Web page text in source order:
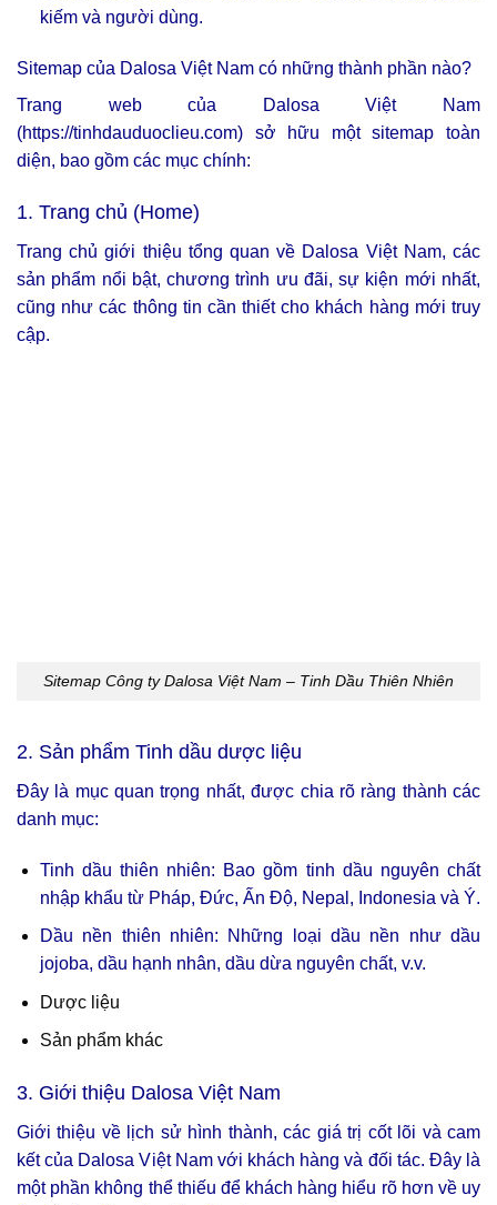
kiếm và người dùng.
Sitemap của Dalosa Việt Nam có những thành phần nào?
Trang web của Dalosa Việt Nam
(https://tinhdauduoclieu.com) sở hữu một sitemap toàn
diện, bao gồm các mục chính:
1. Trang chủ (Home)
Trang chủ giới thiệu tổng quan về Dalosa Việt Nam, các
sản phẩm nổi bật, chương trình ưu đãi, sự kiện mới nhất,
cũng như các thông tin cần thiết cho khách hàng mới truy
cập.
Sitemap Công ty Dalosa Việt Nam – Tinh Dầu Thiên Nhiên
2. Sản phẩm Tinh dầu dược liệu
Đây là mục quan trọng nhất, được chia rõ ràng thành các
danh mục:
Tinh dầu thiên nhiên: Bao gồm tinh dầu nguyên chất
nhập khẩu từ Pháp, Đức, Ấn Độ, Nepal, Indonesia và Ý.
Dầu nền thiên nhiên: Những loại dầu nền như dầu
jojoba, dầu hạnh nhân, dầu dừa nguyên chất, v.v.
Dược liệu
Sản phẩm khác
3. Giới thiệu Dalosa Việt Nam
Giới thiệu về lịch sử hình thành, các giá trị cốt lõi và cam
kết của Dalosa Việt Nam với khách hàng và đối tác. Đây là
một phần không thể thiếu để khách hàng hiểu rõ hơn về uy